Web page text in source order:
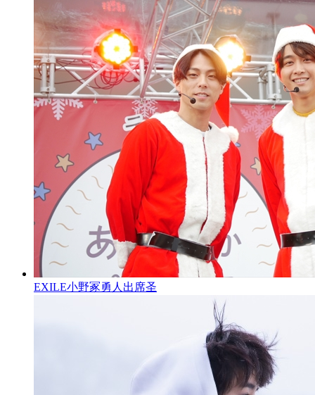
EXILE小野冢勇人出席圣